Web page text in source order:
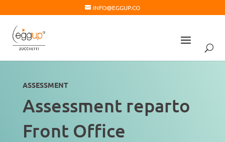
INFO@EGGUP.CO
ASSESSMENT
Assessment reparto
Front Office